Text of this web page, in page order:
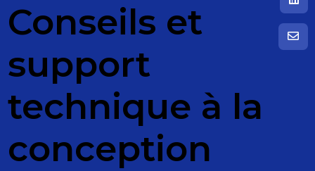
Conseils et
support
technique à la
conception